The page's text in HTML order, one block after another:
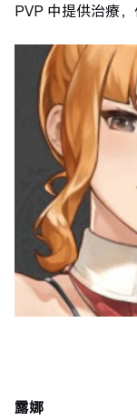
PVP 中提供治療
露娜